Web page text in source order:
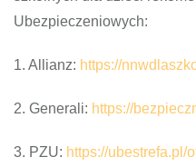
Ubezpieczeniowych:
1. Allianz: https://
2. Generali: https://
3. PZU: https://ubestrefa.pl/